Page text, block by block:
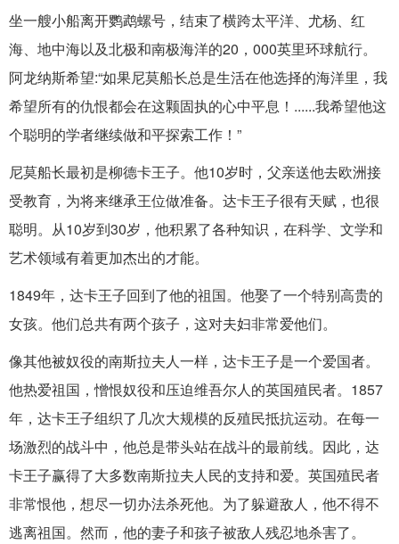
坐一艘小船离开鹦鹉螺号，结束了横跨太平洋、尤杨、红
海、地中海以及北极和南极海洋的20，000英里环球航行。
阿龙纳斯希望:“如果尼莫船长总是生活在他选择的海洋里，我
希望所有的仇恨都会在这颗固执的心中平息！......我希望他这
个聪明的学者继续做和平探索工作！”
尼莫船长最初是柳德卡王子。他10岁时，父亲送他去欧洲接
受教育，为将来继承王位做准备。达卡王子很有天赋，也很
聪明。从10岁到30岁，他积累了各种知识，在科学、文学和
艺术领域有着更加杰出的才能。
1849年，达卡王子回到了他的祖国。他娶了一个特别高贵的
女孩。他们总共有两个孩子，这对夫妇非常爱他们。
像其他被奴役的南斯拉夫人一样，达卡王子是一个爱国者。
他热爱祖国，憎恨奴役和压迫维吾尔人的英国殖民者。1857
年，达卡王子组织了几次大规模的反殖民抵抗运动。在每一
场激烈的战斗中，他总是带头站在战斗的最前线。因此，达
卡王子赢得了大多数南斯拉夫人民的支持和爱。英国殖民者
非常恨他，想尽一切办法杀死他。为了躲避敌人，他不得不
逃离祖国。然而，他的妻子和孩子被敌人残忍地杀害了。